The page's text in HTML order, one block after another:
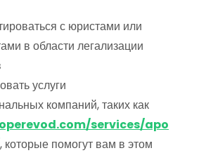
с юристами или
в области легализации
услуги
компаний, таких как
services/apo
, которые помогут вам в этом